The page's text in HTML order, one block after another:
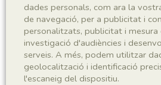
Regne
Animalia
Subphyllum
Vertebrata
Classe
dades personals, com ara la
de navegació, per a publicitat i
personalitzats, publicitat i
investigació d'audiències i
serveis. A més, podem utilitzar
geolocalització i identificació
l'escaneig del dispositiu.